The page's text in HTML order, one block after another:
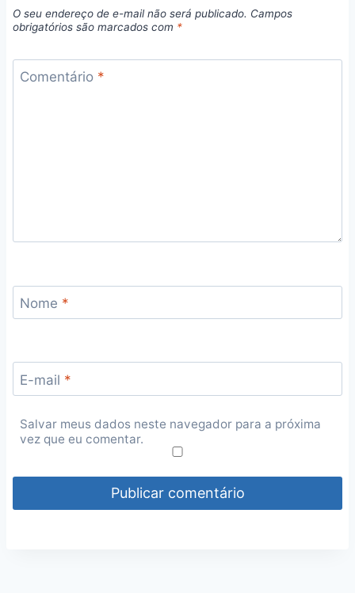
O seu endereço de e-mail não será publicado. Campos
obrigatórios são marcados com *
Comentário *
Nome *
E-mail *
Salvar meus dados neste navegador para a próxima
vez que eu comentar.